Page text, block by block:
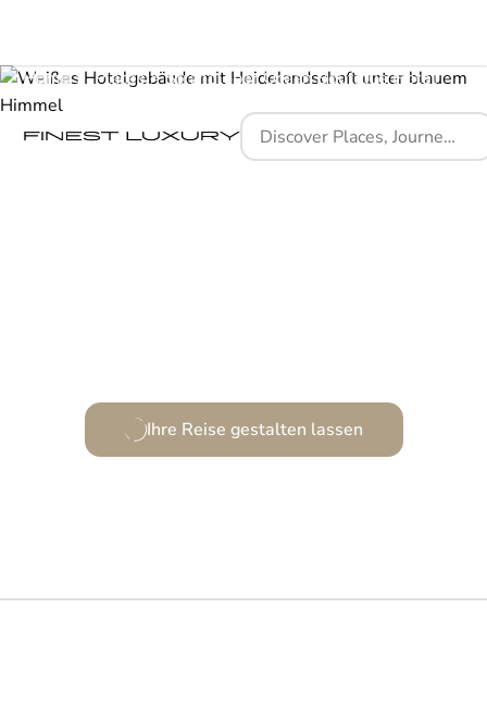
Home Places Strandloper Ocean Boutique Hotel
Ihre Reise gestalten lassen